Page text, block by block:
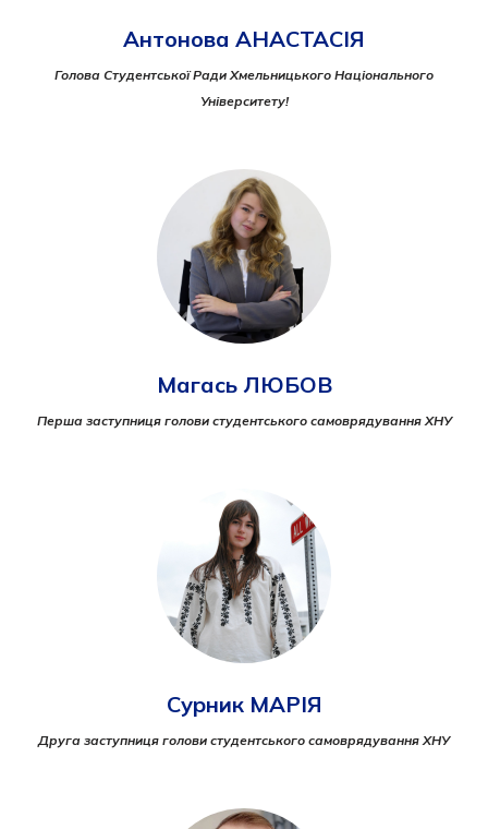
Антонова АНАСТАСІЯ
Голова Студентської Ради Хмельницького Національного
Університету!
Магась ЛЮБОВ
Перша заступниця голови студентського самоврядування ХНУ
Сурник МАРІЯ
Друга заступниця голови студентського самоврядування ХНУ